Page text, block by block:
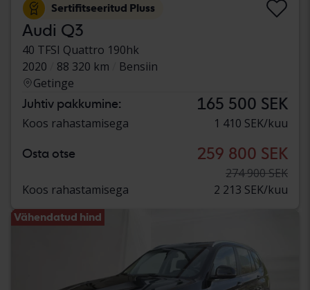
Sertifitseeritud Pluss
Audi Q3
40 TFSI Quattro 190hk
2020
88 320 km
Bensiin
Getinge
Juhtiv pakkumine: 165 500 SEK
Koos rahastamisega 1 410 SEK/kuu
Osta otse 259 800 SEK
274 900 SEK
Koos rahastamisega
2 213 SEK/kuu
Vähendatud hind